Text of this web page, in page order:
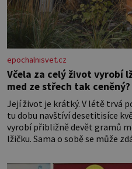
epochalnisvet.cz
Včela za celý život vyrobí
med ze střech tak ceněný?
Její život je krátký. V létě trvá
tu dobu navštíví desetitisíce
vyrobí přibližně devět gramů
lžičku. Sama o sobě se může
vznikne jeden z